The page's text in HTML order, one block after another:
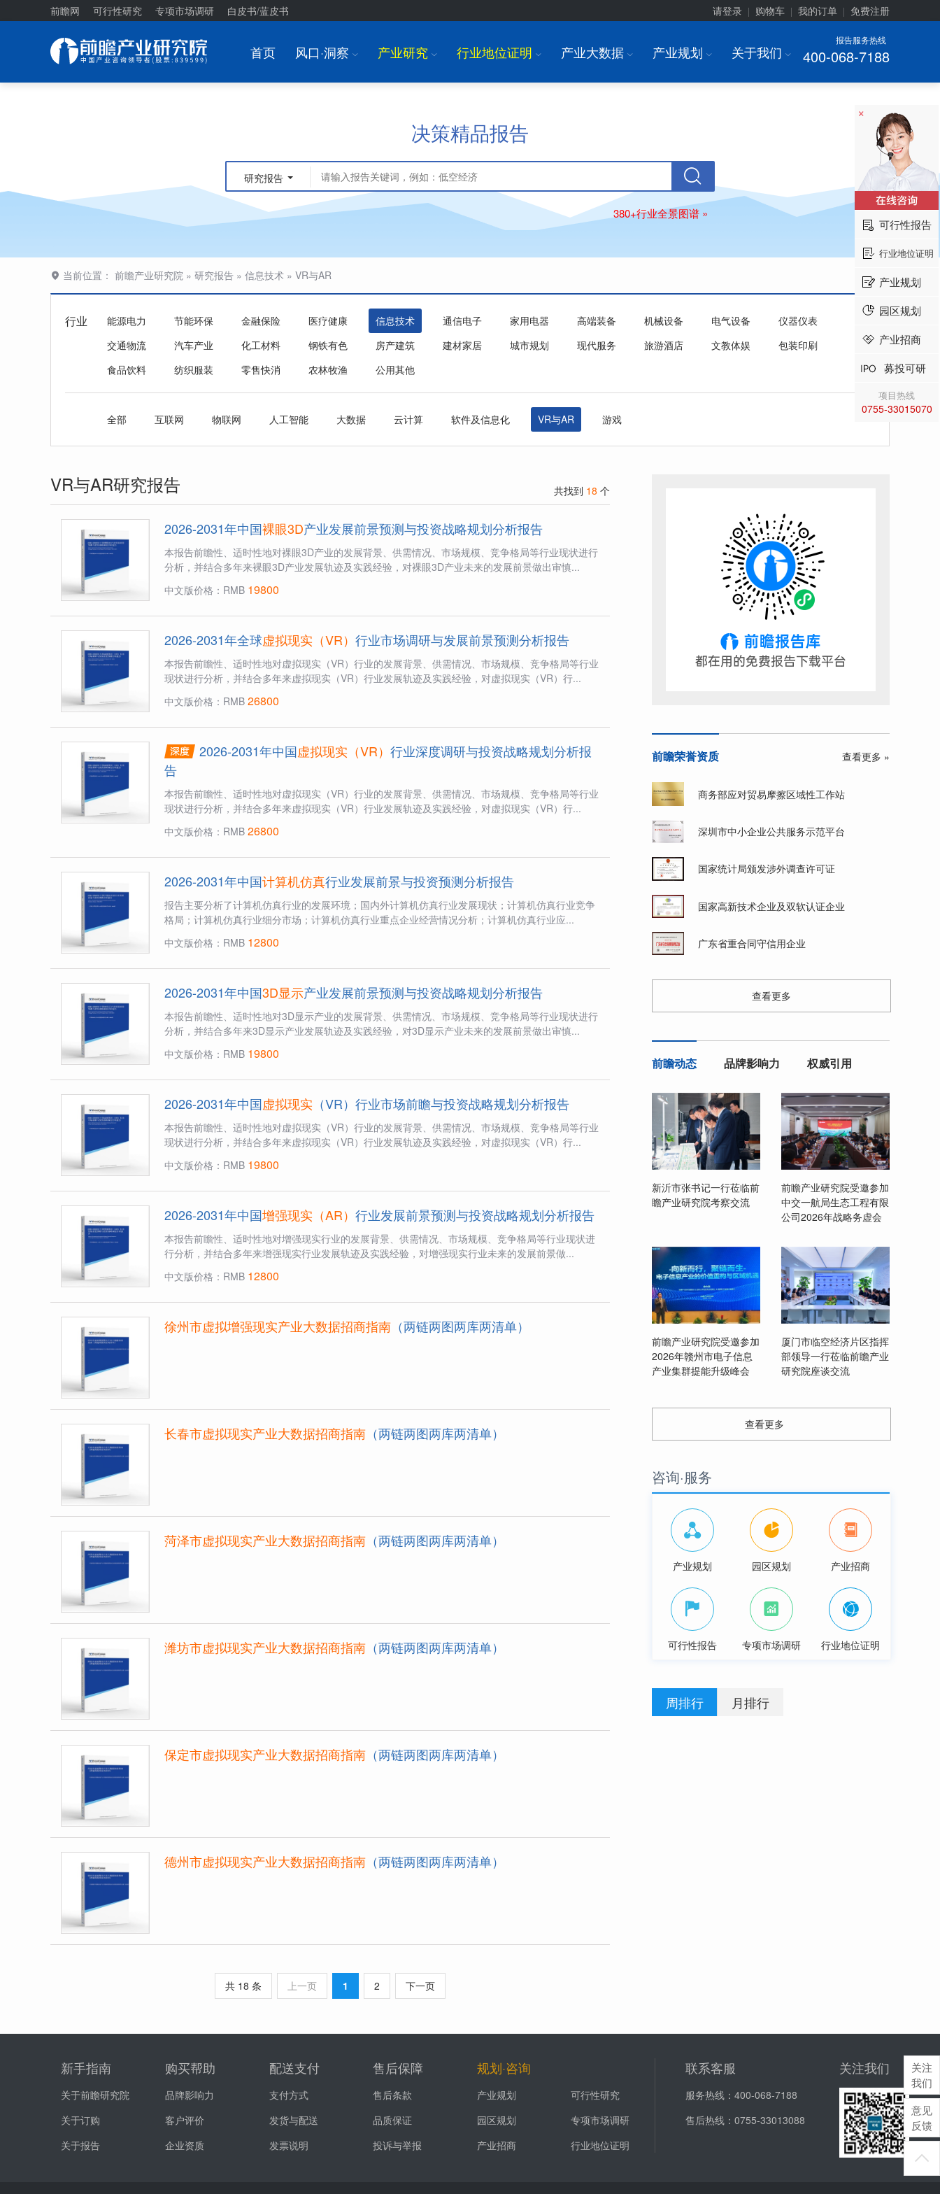
前瞻网 可行性研究 专项市场调研 白皮书/蓝皮书 请登录 购物车 我的订单 免费注册
报告服务热线
400-068-7188
首页 风口·洞察 I 产业研究 I 行业地位证明 I 产业大数据 I 产业规划 I 关于我们 I
决策精品报告
研究报告
380+行业全景图谱 »
当前位置： 前瞻产业研究院 » 研究报告 » 信息技术 » VR与AR
行业 能源电力 节能环保 金融保险 医疗健康 信息技术 通信电子 家用电器 高端装备 机械设备 电气设备
仪器仪表
交通物流
汽车产业 化工材料 钢铁有色 房产建筑 建材家居 城市规划 现代服务 旅游酒店 文教体娱
包装印刷
食品饮料
纺织服装 零售快消 农林牧渔 公用其他
全部 互联网 物联网 人工智能 大数据 云计算 软件及信息化 VR与AR 游戏
VR与AR研究报告 共找到 18 个
2026-2031年中国裸眼3D产业发展前景预测与投资战略规划分析报告
本报告前瞻性、适时性地对裸眼3D产业的发展背景、供需情况、市场规模、竞争格局等行业现状进行
分析，并结合多年来裸眼3D产业发展轨迹及实践经验，对裸眼3D产业未来的发展前景做出审慎...
中文版价格：RMB 19800
2026-2031年全球虚拟现实（VR）行业市场调研与发展前景预测分析报告
本报告前瞻性、适时性地对虚拟现实（VR）行业的发展背景、供需情况、市场规模、竞争格局等行业
现状进行分析，并结合多年来虚拟现实（VR）行业发展轨迹及实践经验，对虚拟现实（VR）行...
中文版价格：RMB26800
2026-2031年中国虚拟现实（VR）行业深度调研与投资战略规划分析报
告
本报告前瞻性、适时性地对虚拟现实（VR）行业的发展背景、供需情况、市场规模、竞争格局等行业
现状进行分析，并结合多年来虚拟现实（VR）行业发展轨迹及实践经验，对虚拟现实（VR）行...
中文版价格：RMB26800
2026-2031年中国计算机仿真行业发展前景与投资预测分析报告
报告主要分析了计算机仿真行业的发展环境；国内外计算机仿真行业发展现状；计算机仿真行业竞争
格局；计算机仿真行业细分市场；计算机仿真行业重点企业经营情况分析；计算机仿真行业应...
中文版价格：RMB 12800
2026-2031年中国3D显示产业发展前景预测与投资战略规划分析报告
本报告前瞻性、适时性地对3D显示产业的发展背景、供需情况、市场规模、竞争格局等行业现状进行
分析，并结合多年来3D显示产业发展轨迹及实践经验，对3D显示产业未来的发展前景做出审慎...
中文版价格：RMB 19800
2026-2031年中国虚拟现实 （VR）行业市场前瞻与投资战略规划分析报告
本报告前瞻性、适时性地对虚拟现实（VR）行业的发展背景、供需情况、市场规模、竞争格局等行业
现状进行分析，并结合多年来虚拟现实（VR）行业发展轨迹及实践经验，对虚拟现实（VR）行...
中文版价格：RMB 19800
2026-2031年中国增强现实（AR）行业发展前景预测与投资战略规划分析报告
本报告前瞻性、适时性地对增强现实行业的发展背景、供需情况、市场规模、竞争格局等行业现状进
行分析，并结合多年来增强现实行业发展轨迹及实践经验，对增强现实行业未来的发展前景做...
中文版价格：RMB 12800
徐州市虚拟增强现实产业大数据招商指南 （两链两图两库两清单）
长春市虚拟现实产业大数据招商指南 （两链两图两库两清单）
菏泽市虚拟现实产业大数据招商指南 （两链两图两库两清单）
潍坊市虚拟现实产业大数据招商指南 （两链两图两库两清单）
保定市虚拟现实产业大数据招商指南 （两链两图两库两清单）
德州市虚拟现实产业大数据招商指南 （两链两图两库两清单）
共 18 条 上一页 1 2 下一页
前瞻荣誉资质 查看更多 »
商务部应对贸易摩擦区域性工作站
深圳市中小企业公共服务示范平台
国家统计局颁发涉外调查许可证
国家高新技术企业及双软认证企业
广东省重合同守信用企业
查看更多
前瞻动态 品牌影响力 权威引用
新沂市张书记一行莅临前
瞻产业研究院考察交流
前瞻产业研究院受邀参加
中交一航局生态工程有限
公司2026年战略务虚会
前瞻产业研究院受邀参加
2026年赣州市电子信息
产业集群提能升级峰会
厦门市临空经济片区指挥
部领导一行莅临前瞻产业
研究院座谈交流
查看更多
咨询·服务
产业规划 园区规划 产业招商
可行性报告 专项市场调研 行业地位证明
周排行 月排行
×
可行性报告
行业地位证明
产业规划
园区规划
产业招商
募投可研
项目热线
0755-33015070
关注
我们
意见
反馈
J
新手指南
关于前瞻研究院
关于订购
关于报告
购买帮助
品牌影响力
客户评价
企业资质
配送支付
支付方式
发货与配送
发票说明
售后保障
售后条款
品质保证
投诉与举报
规划·咨询
产业规划
可行性研究
园区规划
专项市场调研
产业招商
行业地位证明
联系客服
服务热线： 400-068-7188
售后热线： 0755-33013088
关注我们